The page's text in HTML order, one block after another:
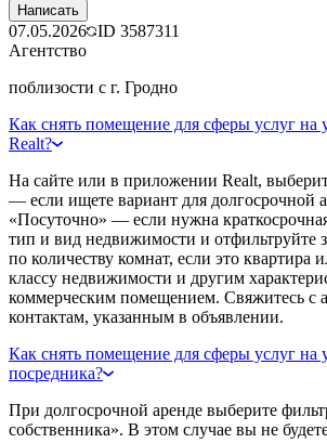
Написать
07.05.2026 ID 3587311
Агентство
поблизости с г. Гродно
Как снять помещение для сферы услуг на
Realt?
На сайте или в приложении Realt,
— если ищете вариант для долгосрочной
«Посуточно» — если нужна
тип и вид недвижимости и отфильтруйте
по количеству комнат, если это квартира
классу недвижимости и другим
коммерческим помещением. Свяжитесь с
контактам, указанным в объявлении.
Как снять помещение для сферы услуг на
посредника?
При долгосрочной аренде выберите
собственника». В этом случае вы не